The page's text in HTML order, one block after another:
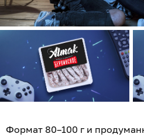
Формат 80–100 г и